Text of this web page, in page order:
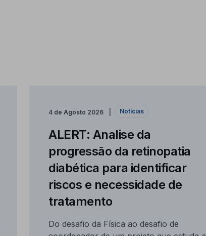
4 de Agosto 2026 Notícias
ALERT: Analise da
progressão da retinopatia
diabética para identificar
riscos e necessidade de
tratamento
Do desafio da Física ao desafio de